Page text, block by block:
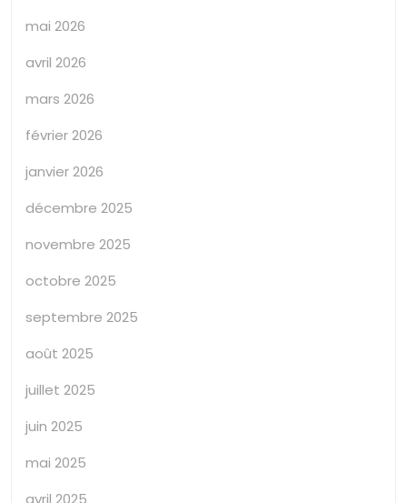
mai 2026
avril 2026
mars 2026
février 2026
janvier 2026
décembre 2025
novembre 2025
octobre 2025
septembre 2025
août 2025
juillet 2025
juin 2025
mai 2025
avril 2025